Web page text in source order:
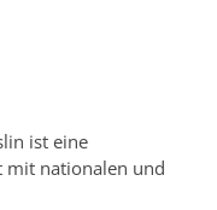
ist eine
mit nationalen und